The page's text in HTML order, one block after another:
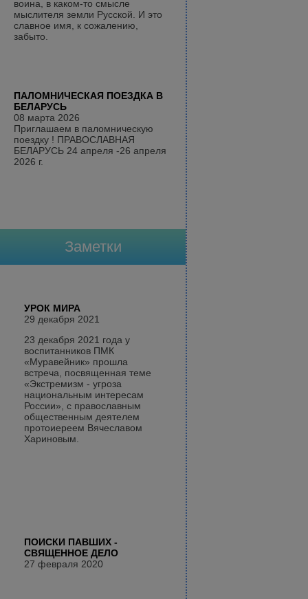
воина, в каком-то смысле
мыслителя земли Русской. И это
славное имя, к сожалению,
забыто.
ПАЛОМНИЧЕСКАЯ ПОЕЗДКА В
БЕЛАРУСЬ
08 марта 2026
Приглашаем в паломническую
поездку ! ПРАВОСЛАВНАЯ
БЕЛАРУСЬ 24 апреля -26 апреля
2026 г.
Заметки
УРОК МИРА
29 декабря 2021
23 декабря 2021 года у
воспитанников ПМК
«Муравейник» прошла
встреча, посвященная теме
«Экстремизм - угроза
национальным интересам
России», с православным
общественным деятелем
протоиереем Вячеславом
Хариновым.
ПОИСКИ ПАВШИХ -
СВЯЩЕННОЕ ДЕЛО
27 февраля 2020